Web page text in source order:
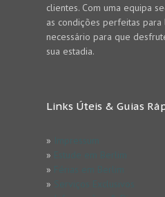
clientes. Com uma equipa
as condições perfeitas
necessário para que
sua estadia.
Links Úteis & Guias
»
»
»
»